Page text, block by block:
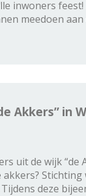
inwoners
meedoen
Akkers” in
uit de wijk
akkers?
deze